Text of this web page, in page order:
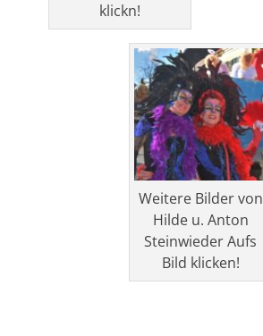
klickn!
Weitere Bilder von
Hilde u. Anton
Steinwieder Aufs
Bild klicken!